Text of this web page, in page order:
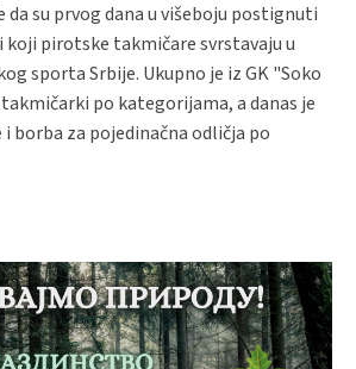
da su prvog dana u višeboju postignuti
pirotske takmičare svrstavaju u
sporta Srbije. Ukupno je iz GK "Soko
po kategorijama, a danas je
borba za pojedinačna odličja po